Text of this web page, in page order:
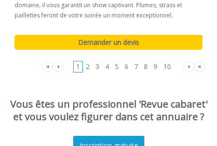
domaine, il vous garantit un show captivant. Plumes, strass et
paillettes feront de votre soirée un moment exceptionnel.
1 2 3 4 5 6 7 8 9 10
Vous êtes un professionnel 'Revue cabaret'
et vous voulez figurer dans cet annuaire ?